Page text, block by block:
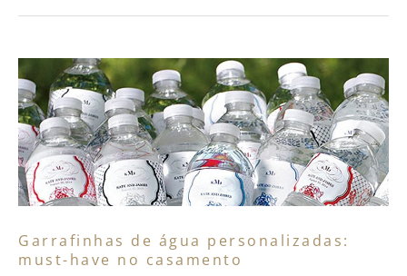
Garrafinhas de água personalizadas:
must-have no casamento
Garrafinhas
de
água
personalizadas:
must-
have
no
casamento